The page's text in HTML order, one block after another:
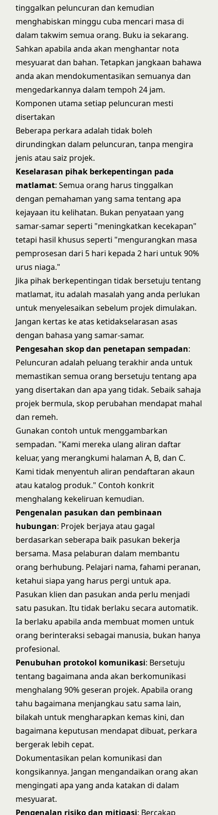
tinggalkan peluncuran dan kemudian
menghabiskan minggu cuba mencari masa di
dalam takwim semua orang. Buku ia sekarang.
Sahkan apabila anda akan menghantar nota
mesyuarat dan bahan. Tetapkan jangkaan bahawa
anda akan mendokumentasikan semuanya dan
mengedarkannya dalam tempoh 24 jam.
Komponen utama setiap peluncuran mesti
disertakan
Beberapa perkara adalah tidak boleh
dirundingkan dalam peluncuran, tanpa mengira
jenis atau saiz projek.
Keselarasan pihak berkepentingan pada
matlamat: Semua orang harus tinggalkan
dengan pemahaman yang sama tentang apa
kejayaan itu kelihatan. Bukan penyataan yang
samar-samar seperti "meningkatkan kecekapan"
tetapi hasil khusus seperti "mengurangkan masa
pemprosesan dari 5 hari kepada 2 hari untuk 90%
urus niaga."
Jika pihak berkepentingan tidak bersetuju tentang
matlamat, itu adalah masalah yang anda perlukan
untuk menyelesaikan sebelum projek dimulakan.
Jangan kertas ke atas ketidakselarasan asas
dengan bahasa yang samar-samar.
Pengesahan skop dan penetapan sempadan:
Peluncuran adalah peluang terakhir anda untuk
memastikan semua orang bersetuju tentang apa
yang disertakan dan apa yang tidak. Sebaik sahaja
projek bermula, skop perubahan mendapat mahal
dan remeh.
Gunakan contoh untuk menggambarkan
sempadan. "Kami mereka ulang aliran daftar
keluar, yang merangkumi halaman A, B, dan C.
Kami tidak menyentuh aliran pendaftaran akaun
atau katalog produk." Contoh konkrit
menghalang kekeliruan kemudian.
Pengenalan pasukan dan pembinaan
hubungan: Projek berjaya atau gagal
berdasarkan seberapa baik pasukan bekerja
bersama. Masa pelaburan dalam membantu
orang berhubung. Pelajari nama, fahami peranan,
ketahui siapa yang harus pergi untuk apa.
Pasukan klien dan pasukan anda perlu menjadi
satu pasukan. Itu tidak berlaku secara automatik.
Ia berlaku apabila anda membuat momen untuk
orang berinteraksi sebagai manusia, bukan hanya
profesional.
Penubuhan protokol komunikasi: Bersetuju
tentang bagaimana anda akan berkomunikasi
menghalang 90% geseran projek. Apabila orang
tahu bagaimana menjangkau satu sama lain,
bilakah untuk mengharapkan kemas kini, dan
bagaimana keputusan mendapat dibuat, perkara
bergerak lebih cepat.
Dokumentasikan pelan komunikasi dan
kongsikannya. Jangan mengandaikan orang akan
mengingati apa yang anda katakan di dalam
mesyuarat.
Pengenalan risiko dan mitigasi: Bercakap